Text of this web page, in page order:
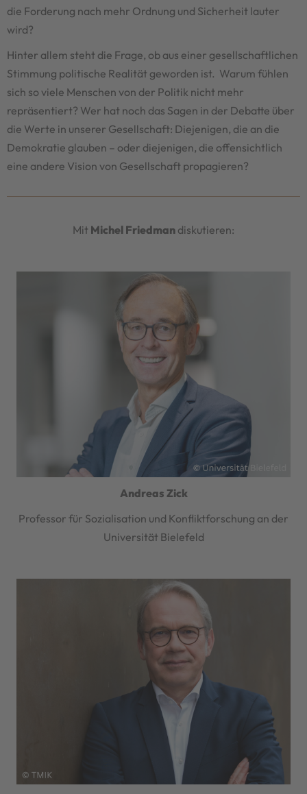
die Forderung nach mehr Ordnung und Sicherheit lauter
wird?
Hinter allem steht die Frage, ob aus einer gesellschaftlichen
Stimmung politische Realität geworden ist. Warum fühlen
sich so viele Menschen von der Politik nicht mehr
repräsentiert? Wer hat noch das Sagen in der Debatte über
die Werte in unserer Gesellschaft: Diejenigen, die an die
Demokratie glauben – oder diejenigen, die offensichtlich
eine andere Vision von Gesellschaft propagieren?
Mit Michel Friedman diskutieren:
Andreas Zick
Professor für Sozialisation und Konfliktforschung an der
Universität Bielefeld